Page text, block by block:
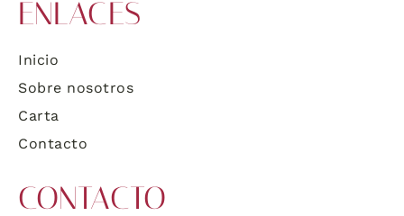
ENLACES
Inicio
Sobre nosotros
Carta
Contacto
CONTACTO